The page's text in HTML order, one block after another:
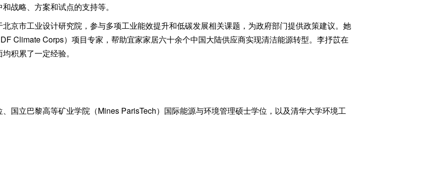
战略、方案和试点的支持等。
京市工业设计研究院，参与多项工业能效提升和低碳发展相关课题，为政府部门提供政策建议。她
Climate Corps）项目专家，帮助宜家家居六十余个中国大陆供应商实现清洁能源转型。李抒苡在
积累了一定经验。
国立巴黎高等矿业学院（Mines ParisTech）国际能源与环境管理硕士学位，以及清华大学环境工